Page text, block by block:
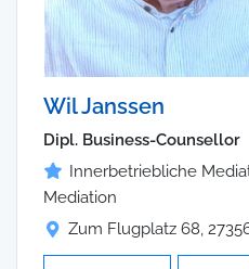
Wil Janssen
Dipl. Business-Counsellor
Innerbetriebliche
Mediation
Zum Flugplatz 68,